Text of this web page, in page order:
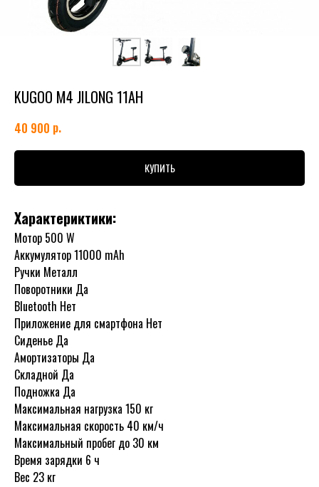
KUGOO M4 JILONG 11AH
40 900 р.
КУПИТЬ
Характериктики:
Мотор 500 W
Аккумулятор 11000 mAh
Ручки Металл
Поворотники Да
Bluetooth Нет
Приложение для смартфона Нет
Сиденье Да
Амортизаторы Да
Складной Да
Подножка Да
Максимальная нагрузка 150 кг
Максимальная скорость 40 км/ч
Максимальный пробег до 30 км
Время зарядки 6 ч
Вес 23 кг